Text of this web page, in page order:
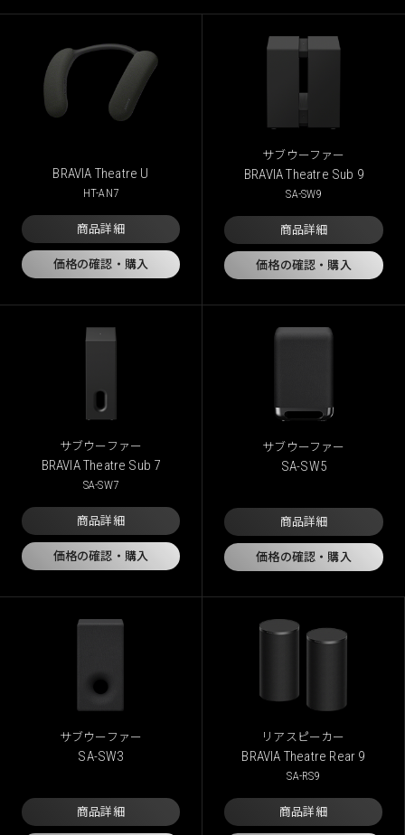
BRAVIA Theatre U
HT-AN7
商品詳細
価格の確認・購入
サブウーファー
BRAVIA Theatre Sub 9
SA-SW9
商品詳細
価格の確認・購入
サブウーファー
BRAVIA Theatre Sub 7
SA-SW7
商品詳細
価格の確認・購入
サブウーファー
SA-SW5
商品詳細
価格の確認・購入
サブウーファー
SA-SW3
商品詳細
リアスピーカー
BRAVIA Theatre Rear 9
SA-RS9
商品詳細